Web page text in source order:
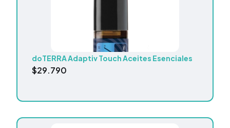
doTERRA Adaptiv Touch Aceites Esenciales
$29.790